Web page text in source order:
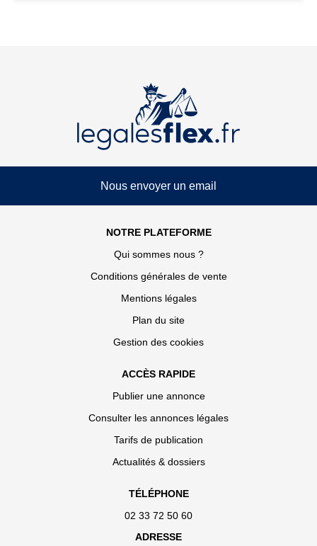
Nous envoyer un email
NOTRE PLATEFORME
Qui sommes nous ?
Conditions générales de vente
Mentions légales
Plan du site
Gestion des cookies
ACCÈS RAPIDE
Publier une annonce
Consulter les annonces légales
Tarifs de publication
Actualités & dossiers
TÉLÉPHONE
02 33 72 50 60
ADRESSE